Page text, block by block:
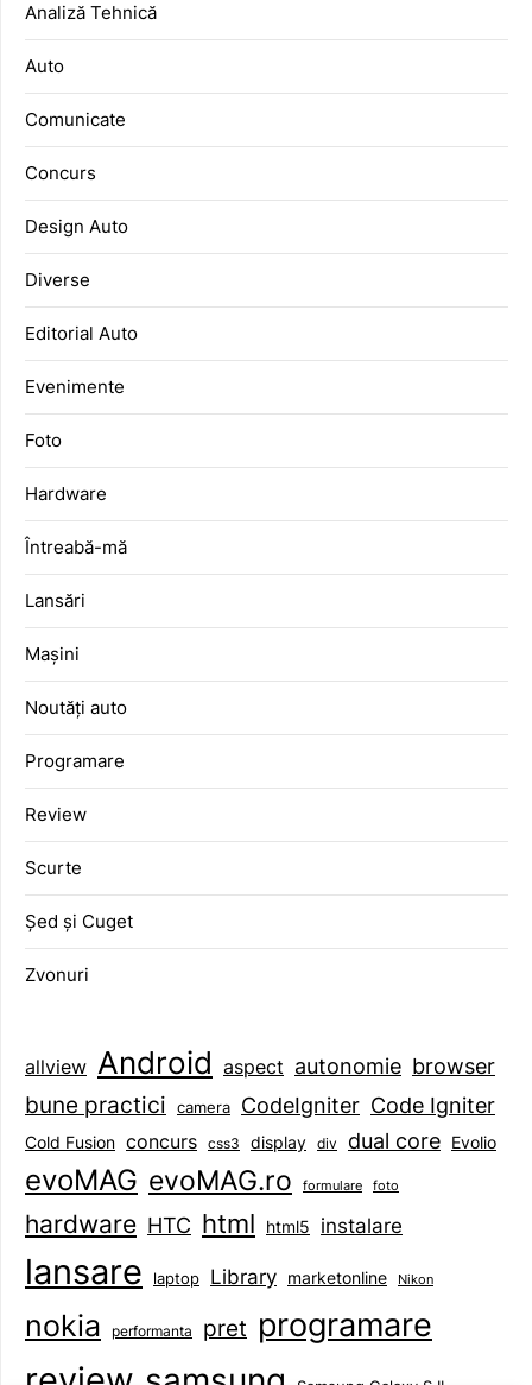
Analiză Tehnică
Auto
Comunicate
Concurs
Design Auto
Diverse
Editorial Auto
Evenimente
Foto
Hardware
Întreabă-mă
Lansări
Mașini
Noutăți auto
Programare
Review
Scurte
Șed și Cuget
Zvonuri
allview Android aspect autonomie browser
bune practici camera CodeIgniter Code Igniter
Cold Fusion concurs css3 display div dual core Evolio
evoMAG evoMAG.ro formulare foto
hardware HTC html html5 instalare
lansare laptop Library marketonline Nikon
nokia performanta pret programare